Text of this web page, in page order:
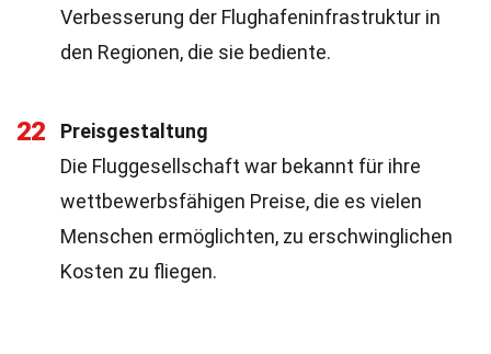
Verbesserung der Flughafeninfrastruktur in
den Regionen, die sie bediente.
22
Preisgestaltung
Die Fluggesellschaft war bekannt für ihre
wettbewerbsfähigen Preise, die es vielen
Menschen ermöglichten, zu erschwinglichen
Kosten zu fliegen.